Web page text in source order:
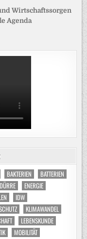
Wirtschaftssorgen
Agenda
BAKTERIEN
BATTERIEN
DÜRRE
ENERGIE
IDW
KLIMAWANDEL
LEBENSKUNDE
MOBILITÄT